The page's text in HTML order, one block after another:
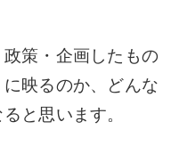
策・企画したもの
映るのか、どんな
と思います。